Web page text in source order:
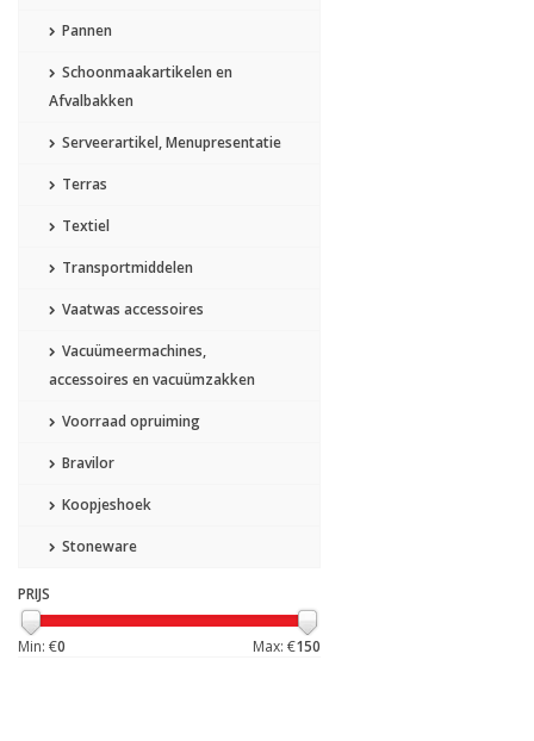
Pannen
Schoonmaakartikelen en
Afvalbakken
Serveerartikel, Menupresentatie
Terras
Textiel
Transportmiddelen
Vaatwas accessoires
Vacuümeermachines,
accessoires en vacuümzakken
Voorraad opruiming
Bravilor
Koopjeshoek
Stoneware
PRIJS
Min: €0 Max: €150